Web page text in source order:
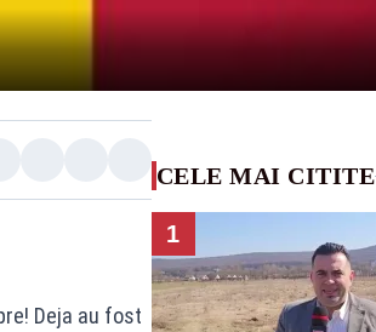
Deja au fost
CELE MAI CITITE
1